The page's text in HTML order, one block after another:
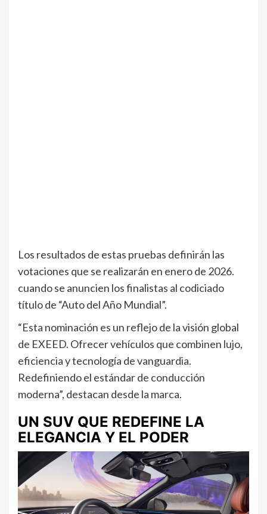
Los resultados de estas pruebas definirán las
votaciones que se realizarán en enero de 2026.
cuando se anuncien los finalistas al codiciado
título de “Auto del Año Mundial”.
“Esta nominación es un reflejo de la visión global
de EXEED. Ofrecer vehículos que combinen lujo,
eficiencia y tecnología de vanguardia.
Redefiniendo el estándar de conducción
moderna”, destacan desde la marca.
UN SUV QUE REDEFINE LA
ELEGANCIA Y EL PODER